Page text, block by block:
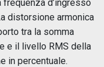
d’ingresso
distorsione armonica
tra la somma
e il livello RMS della
in percentuale.